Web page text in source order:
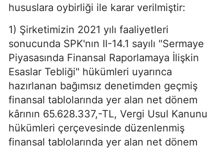
hususlara oybirliği ile karar verilmiştir:
1) Şirketimizin 2021 yılı faaliyetleri
sonucunda SPK'nın II-14.1 sayılı "Sermaye
Piyasasında Finansal Raporlamaya İlişkin
Esaslar Tebliği" hükümleri uyarınca
hazırlanan bağımsız denetimden geçmiş
finansal tablolarında yer alan net dönem
kârının 65.628.337,-TL, Vergi Usul Kanunu
hükümleri çerçevesinde düzenlenmiş
finansal tablolarında yer alan net dönem